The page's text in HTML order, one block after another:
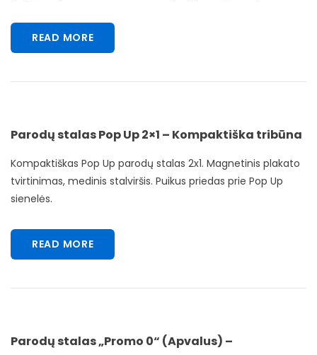
READ MORE
Parodų stalas Pop Up 2×1 – Kompaktiška tribūna
Kompaktiškas Pop Up parodų stalas 2x1. Magnetinis plakato
tvirtinimas, medinis stalviršis. Puikus priedas prie Pop Up
sienelės.
READ MORE
Parodų stalas „Promo 0“ (Apvalus) –